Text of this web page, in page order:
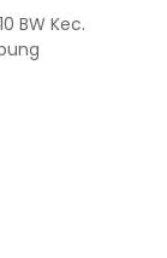
BW Kec.